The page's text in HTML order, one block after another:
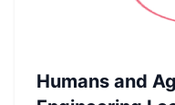
Humans and